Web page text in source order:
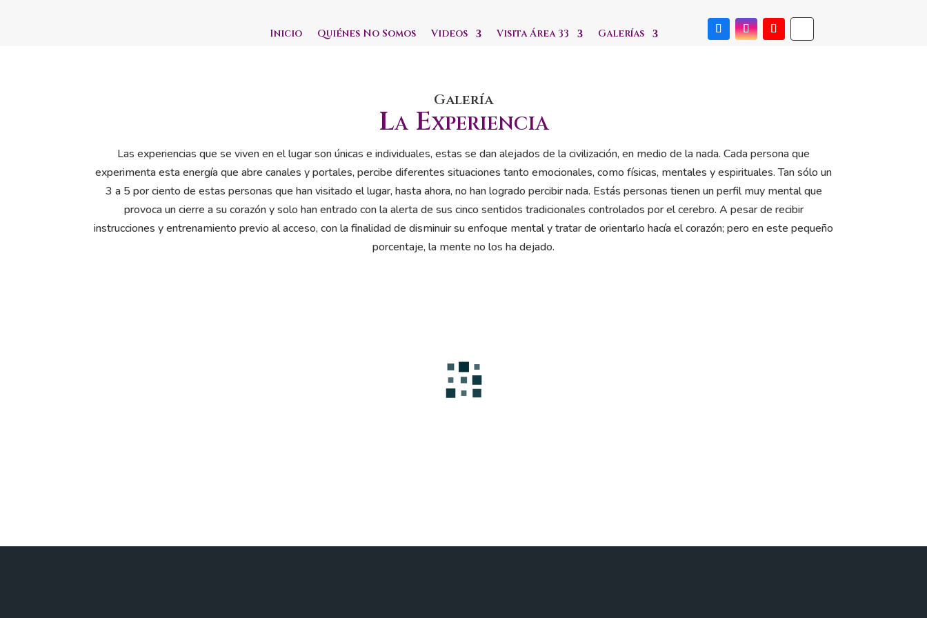
Inicio Quiénes No Somos Videos Visita Área 33 Galerías
Galería
La Experiencia
Las experiencias que se viven en el lugar son únicas e individuales, estas se dan alejados de la civilización, en medio de la nada. Cada persona que
experimenta esta energía que abre canales y portales, percibe diferentes situaciones tanto emocionales, como físicas, mentales y espirituales. Tan sólo un
3 a 5 por ciento de estas personas que han visitado el lugar, hasta ahora, no han logrado percibir nada. Estás personas tienen un perfil muy mental que
provoca un cierre a su corazón y solo han entrado con la alerta de sus cinco sentidos tradicionales controlados por el cerebro. A pesar de recibir
instrucciones y entrenamiento previo al acceso, con la finalidad de disminuir su enfoque mental y tratar de orientarlo hacía el corazón; pero en este pequeño
porcentaje, la mente no los ha dejado.